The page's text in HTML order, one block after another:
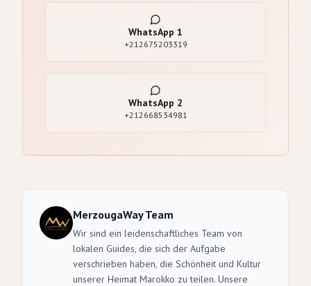
WhatsApp 1
+212675203319
WhatsApp 2
+212668534981
MerzougaWay Team
Wir sind ein leidenschaftliches Team von
lokalen Guides, die sich der Aufgabe
verschrieben haben, die Schönheit und Kultur
unserer Heimat Marokko zu teilen. Unsere